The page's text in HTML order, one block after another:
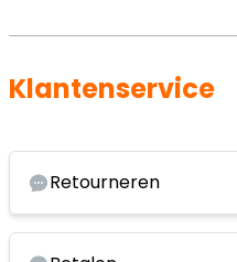
Klantenservice
Retourneren